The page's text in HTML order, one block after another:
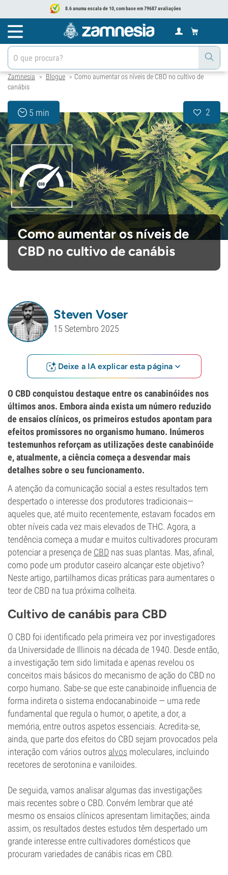
8.6 anuma escala de 10, com base em 79687 avaliações
Zamnesia > Blogue > Como aumentar os níveis de CBD no cultivo de
canábis
5 min 2
Como aumentar os níveis de
CBD no cultivo de canábis
Steven Voser
15 Setembro 2025
Deixe a IA explicar esta página
O CBD conquistou destaque entre os canabinóides nos
últimos anos. Embora ainda exista um número reduzido
de ensaios clínicos, os primeiros estudos apontam para
efeitos promissores no organismo humano. Inúmeros
testemunhos reforçam as utilizações deste canabinóide
e, atualmente, a ciência começa a desvendar mais
detalhes sobre o seu funcionamento.
A atenção da comunicação social a estes resultados tem
despertado o interesse dos produtores tradicionais—
aqueles que, até muito recentemente, estavam focados em
obter níveis cada vez mais elevados de THC. Agora, a
tendência começa a mudar e muitos cultivadores procuram
potenciar a presença de CBD nas suas plantas. Mas, afinal,
como pode um produtor caseiro alcançar este objetivo?
Neste artigo, partilhamos dicas práticas para aumentares o
teor de CBD na tua próxima colheita.
Cultivo de canábis para CBD
O CBD foi identificado pela primeira vez por investigadores
da Universidade de Illinois na década de 1940. Desde então,
a investigação tem sido limitada e apenas revelou os
conceitos mais básicos do mecanismo de ação do CBD no
corpo humano. Sabe-se que este canabinoide influencia de
forma indireta o sistema endocanabinoide — uma rede
fundamental que regula o humor, o apetite, a dor, a
memória, entre outros aspetos essenciais. Acredita-se,
ainda, que parte dos efeitos do CBD sejam provocados pela
interação com vários outros alvos moleculares, incluindo
recetores de serotonina e vaniloides.
De seguida, vamos analisar algumas das investigações
mais recentes sobre o CBD. Convém lembrar que até
mesmo os ensaios clínicos apresentam limitações; ainda
assim, os resultados destes estudos têm despertado um
grande interesse entre cultivadores domésticos que
procuram variedades de canábis ricas em CBD.